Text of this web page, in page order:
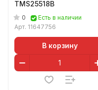
TMS25518B
0
Есть в наличии
Арт. 11647756
В корзину